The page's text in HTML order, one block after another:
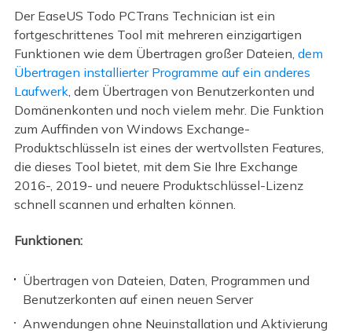
Der EaseUS Todo PCTrans Technician ist ein
fortgeschrittenes Tool mit mehreren einzigartigen
Funktionen wie dem Übertragen großer Dateien, dem
Übertragen installierter Programme auf ein anderes
Laufwerk, dem Übertragen von Benutzerkonten und
Domänenkonten und noch vielem mehr. Die Funktion
zum Auffinden von Windows Exchange-
Produktschlüsseln ist eines der wertvollsten Features,
die dieses Tool bietet, mit dem Sie Ihre Exchange
2016-, 2019- und neuere Produktschlüssel-Lizenz
schnell scannen und erhalten können.
Funktionen:
Übertragen von Dateien, Daten, Programmen und
Benutzerkonten auf einen neuen Server
Anwendungen ohne Neuinstallation und Aktivierung